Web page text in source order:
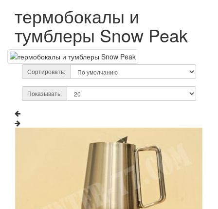
термобокалы и
тумблеры Snow Peak
Сортировать:
Показывать: